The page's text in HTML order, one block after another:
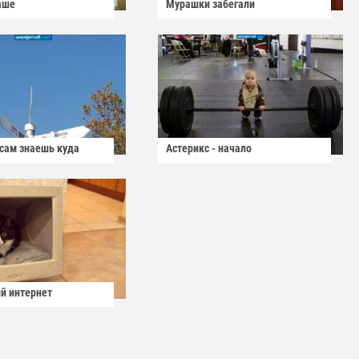
Мурашки забегали
знаешь куда Астерикс - начало
интернет